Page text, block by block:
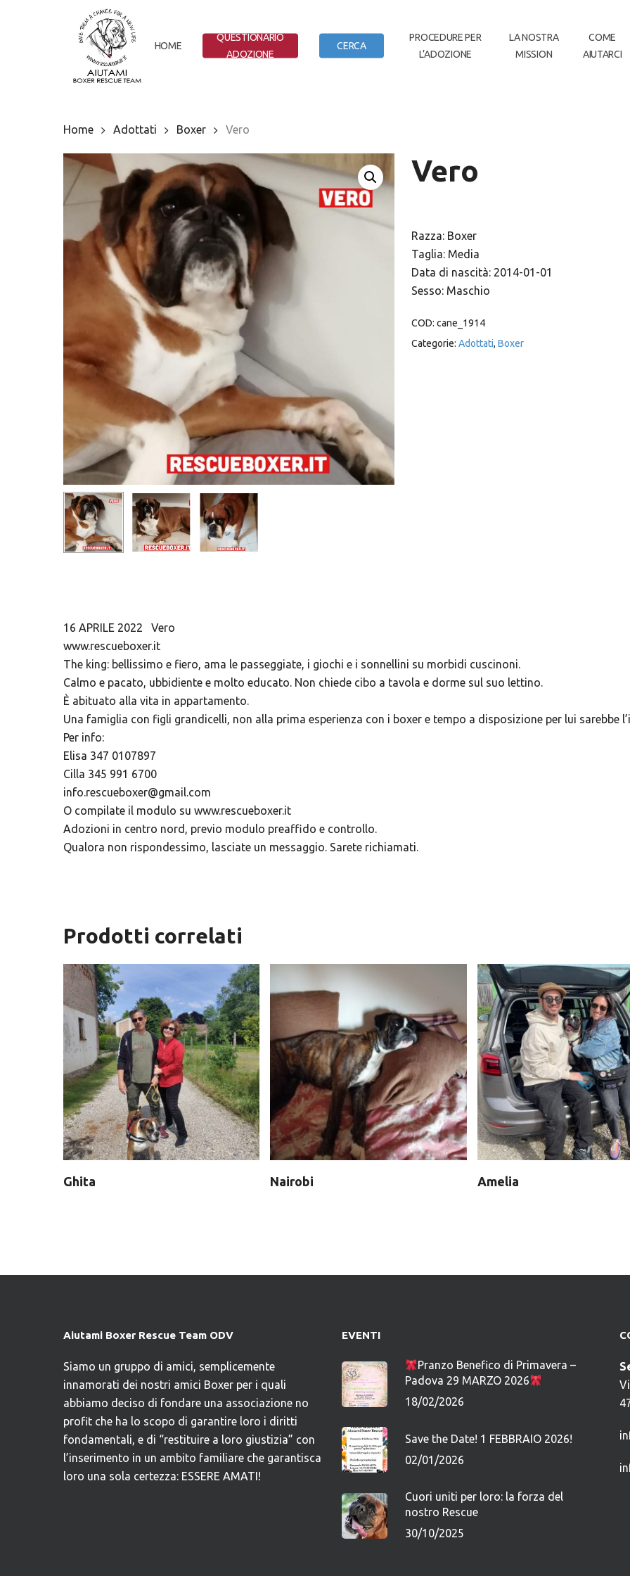
Hit enter to search or ESC to close
HOME
QUESTIONARIO
ADOZIONE
CERCA
PROCEDURE PER
L’ADOZIONE
LA NOSTRA
MISSION
COME
AIUTARCI
Home Adottati Boxer Vero
Vero
Razza: Boxer
Taglia: Media
Data di nascità: 2014-01-01
Sesso: Maschio
COD: cane_1914
Categorie: Adottati, Boxer
16 APRILE 2022 Vero
www.rescueboxer.it
The king: bellissimo e fiero, ama le passeggiate, i giochi e i sonnellini su morbidi cuscinoni.
Calmo e pacato, ubbidiente e molto educato. Non chiede cibo a tavola e dorme sul suo lettino.
È abituato alla vita in appartamento.
Una famiglia con figli grandicelli, non alla prima esperienza con i boxer e tempo a disposizione per lui sarebbe
Per info:
Elisa 347 0107897
Cilla 345 991 6700
info.rescueboxer@gmail.com
O compilate il modulo su www.rescueboxer.it
Adozioni in centro nord, previo modulo preaffido e controllo.
Qualora non rispondessimo, lasciate un messaggio. Sarete richiamati.
Prodotti correlati
Ghita Nairobi Amelia
Aiutami Boxer Rescue Team ODV
Siamo un gruppo di amici, semplicemente
innamorati dei nostri amici Boxer per i quali
abbiamo deciso di fondare una associazione no
profit che ha lo scopo di garantire loro i diritti
fondamentali, e di “restituire a loro giustizia” con
l’inserimento in un ambito familiare che garantisca
loro una sola certezza: ESSERE AMATI!
EVENTI
Pranzo Benefico di Primavera –
Padova 29 MARZO 2026
18/02/2026
Save the Date! 1 FEBBRAIO 2026!
02/01/2026
Cuori uniti per loro: la forza del
nostro Rescue
30/10/2025